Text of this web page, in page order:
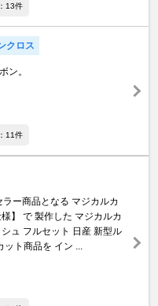
13件
クロス
ン。
11件
ー商品となる マジカルカ
】 で 製作した マジカルカ
ュ フルセット 日産 新型ル
ト商品を イン ...